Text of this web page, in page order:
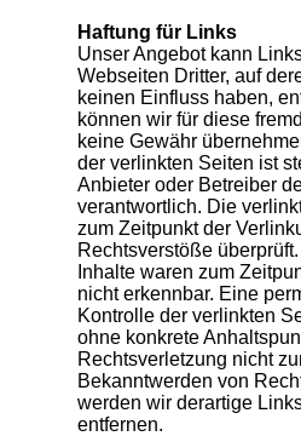
Haftung für Links
Unser Angebot kann
Webseiten Dritter, auf
keinen Einfluss haben,
können wir für diese
keine Gewähr
der verlinkten Seiten ist
Anbieter oder Betreiber
verantwortlich. Die
zum Zeitpunkt der
Rechtsverstöße
Inhalte waren zum
nicht erkennbar. Eine
Kontrolle der verlinkten
ohne konkrete
Rechtsverletzung nicht
Bekanntwerden von
werden wir derartige
entfernen.